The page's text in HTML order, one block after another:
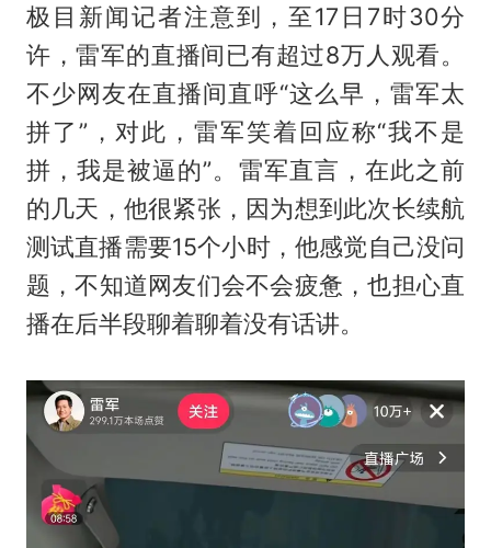
极目新闻记者注意到，至17日7时30分
许，雷军的直播间已有超过8万人观看。
不少网友在直播间直呼“这么早，雷军太
拼了”，对此，雷军笑着回应称“我不是
拼，我是被逼的”。雷军直言，在此之前
的几天，他很紧张，因为想到此次长续航
测试直播需要15个小时，他感觉自己没问
题，不知道网友们会不会疲惫，也担心直
播在后半段聊着聊着没有话讲。